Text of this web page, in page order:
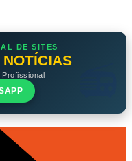
DE SITES
Profissional